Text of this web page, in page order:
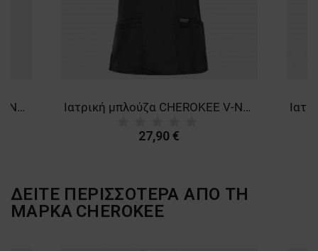
Ιατρική μπλούζα CHEROKEE V-NECK GREY WWE670. Men's Ιατρική μπλούζα CHEROKEE V-NECK BLACK WWE620
27,90 €
ΔΕΙΤΕ ΠΕΡΙΣΣΟΤΕΡΑ ΑΠΟ ΤΗ
ΜΑΡΚΑ CHEROKEE